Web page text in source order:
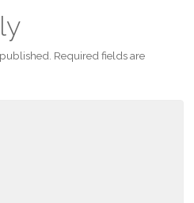
Required fields are